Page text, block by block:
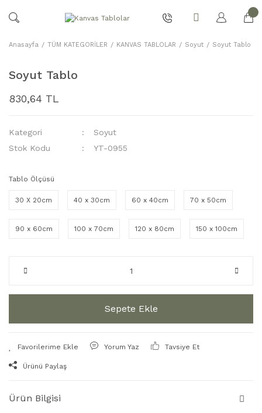
Anasayfa TÜM KATEGORİLER KANVAS TABLOLAR Soyut Soyut Tablo
Soyut Tablo
830,64 TL
Kategori
Soyut
Stok Kodu
YT-0955
Tablo Ölçüsü
30 X 20cm 40 x 30cm 60 x 40cm 70 x 50cm
90 x 60cm 100 x 70cm 120 x 80cm 150 x 100cm
Sepete Ekle
Yorum Yaz Tavsiye Et
Ürünü Paylaş
Ürün Bilgisi